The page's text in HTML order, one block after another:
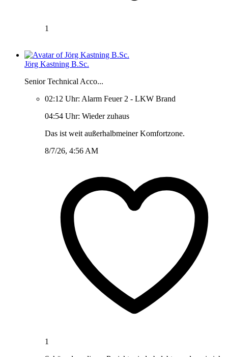
1
Jörg Kastning B.Sc.
Senior Technical Acco...
02:12 Uhr: Alarm Feuer 2 - LKW Brand
04:54 Uhr: Wieder zuhaus
Das ist weit außerhalbmeiner Komfortzone.
8/7/26, 4:56 AM
1